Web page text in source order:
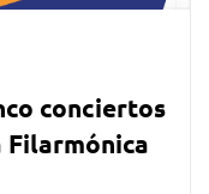
conciertos